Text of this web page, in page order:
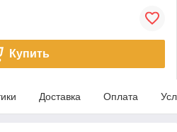
Купить
Доставка Оплата